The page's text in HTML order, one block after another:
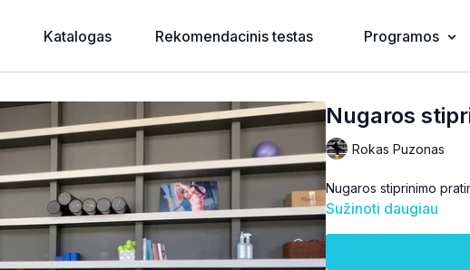
Katalogas Rekomendacinis testas Programos
Nugaros
Rokas Puzonas
Nugaros stiprinimo
Sužinoti daugiau